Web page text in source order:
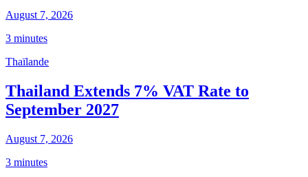
August 7, 2026
3 minutes
Thaïlande
Thailand Extends 7% VAT Rate to
September 2027
August 7, 2026
3 minutes